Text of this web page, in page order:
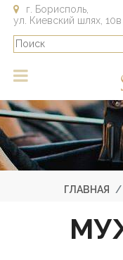
г. Борисполь,
ул. Киевский шлях, 10в
ГЛАВНАЯ